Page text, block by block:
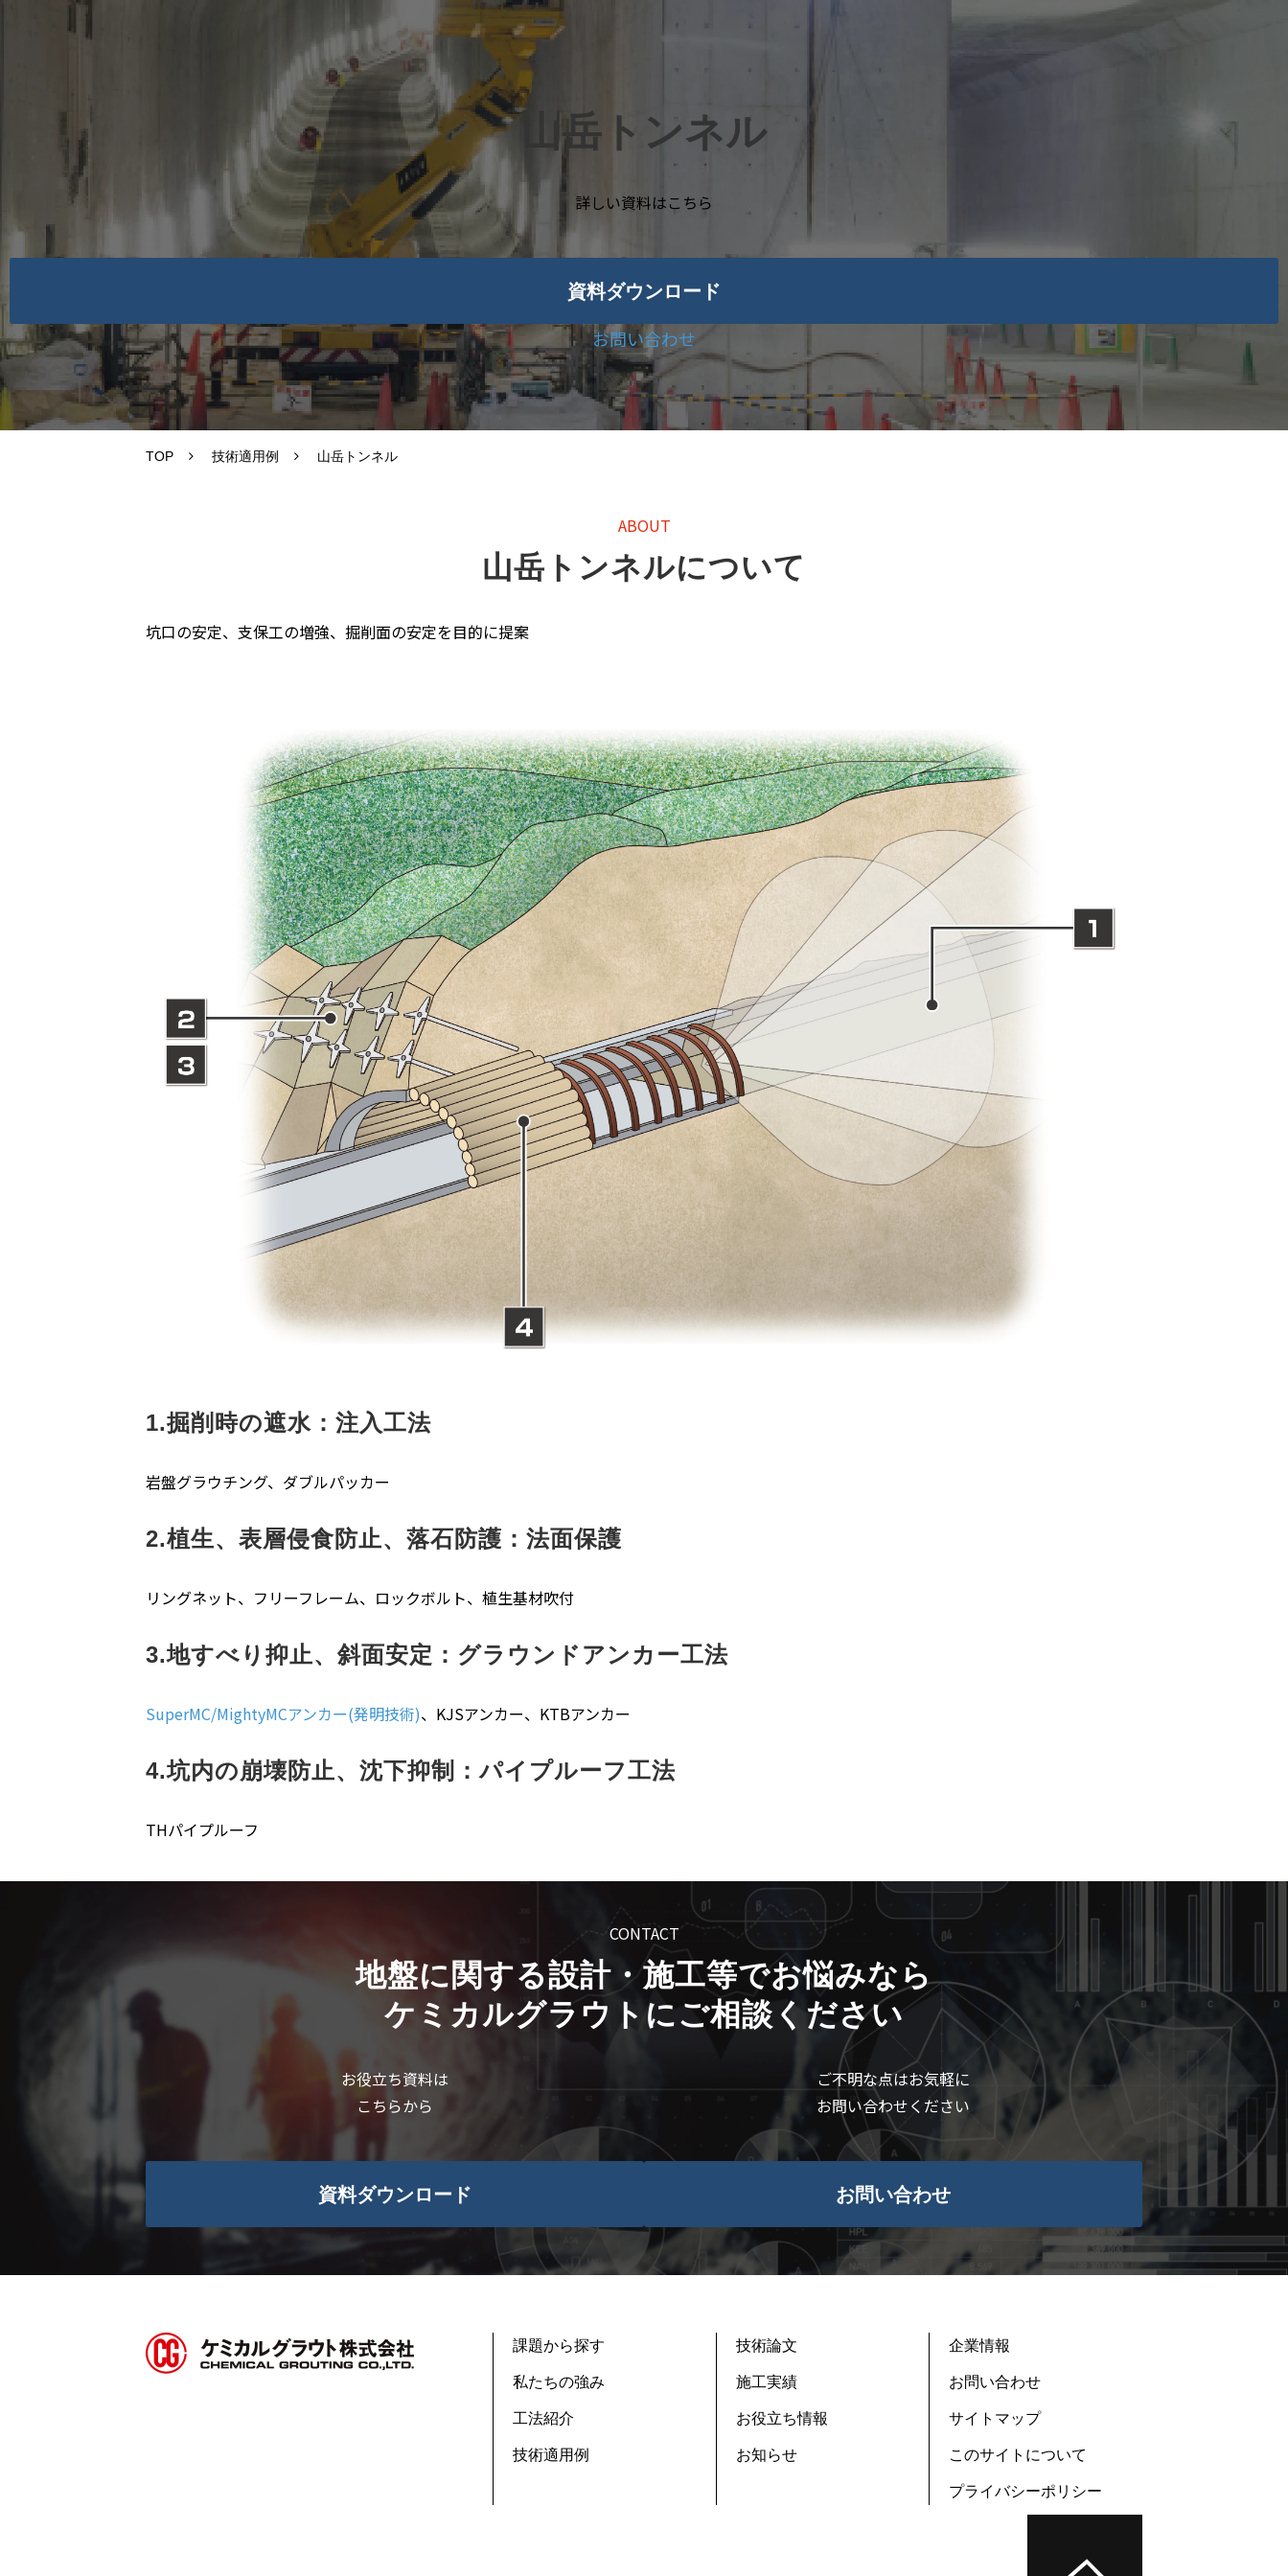
山岳トンネル
詳しい資料はこちら
資料ダウンロード
お問い合わせ
TOP 技術適用例 山岳トンネル
ABOUT
山岳トンネルについて
坑口の安定、支保工の増強、掘削面の安定を目的に提案
1.掘削時の遮水：注入工法
岩盤グラウチング、ダブルパッカー
2.植生、表層侵食防止、落石防護：法面保護
リングネット、フリーフレーム、ロックボルト、植生基材吹付
3.地すべり抑止、斜面安定：グラウンドアンカー工法
SuperMC/MightyMCアンカー(発明技術)、KJSアンカー、KTBアンカー
4.坑内の崩壊防止、沈下抑制：パイプルーフ工法
THパイプルーフ
CONTACT
地盤に関する設計・施工等でお悩みなら
ケミカルグラウトにご相談ください
お役立ち資料は
こちらから
資料ダウンロード
ご不明な点はお気軽に
お問い合わせください
お問い合わせ
課題から探す
私たちの強み
工法紹介
技術適用例
技術論文
施工実績
お役立ち情報
お知らせ
企業情報
お問い合わせ
サイトマップ
このサイトについて
プライバシーポリシー